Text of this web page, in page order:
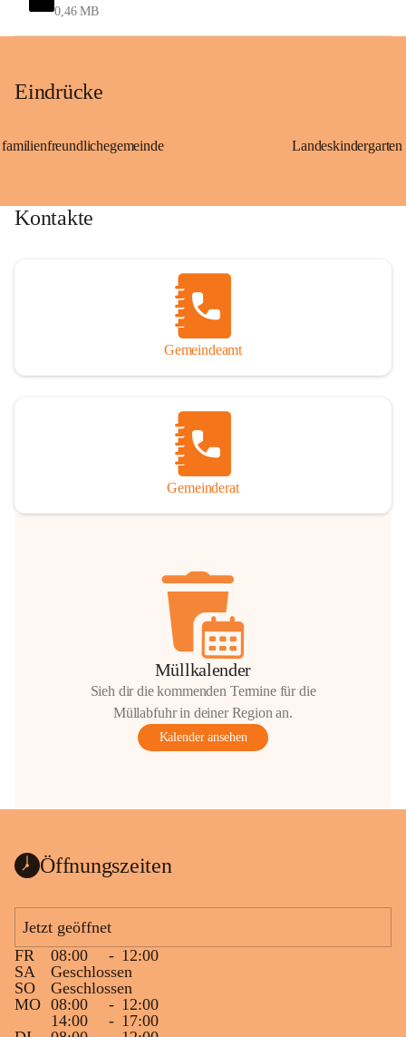
0,46 MB
Eindrücke
familienfreundlichegemeinde
Kontakte
Gemeindeamt
Gemeinderat
Müllkalender
Sieh dir die kommenden Termine für die
Müllabfuhr in deiner Region an.
Kalender ansehen
Öffnungszeiten
Jetzt geöffnet
FR
08:00 - 12:00
SA
Geschlossen
SO
Geschlossen
MO 08:00 - 12:00
14:00
- 17:00